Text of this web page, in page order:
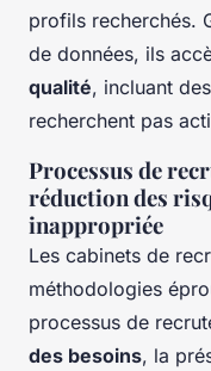
profils recherchés.
de données, ils
qualité, incluant
recherchent pas
Processus de
réduction des
inappropriée
Les cabinets de
méthodologies
processus de
des besoins, la